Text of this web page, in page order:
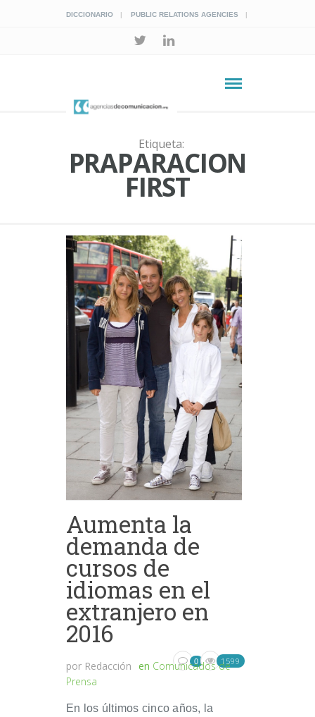
DICCIONARIO PUBLIC RELATIONS AGENCIES
Etiqueta:
PRAPARACION
FIRST
Aumenta la
demanda de
cursos de
idiomas en el
extranjero en
2016
por Redacción en Comunicados de
Prensa
0 1599
En los últimos cinco años, la